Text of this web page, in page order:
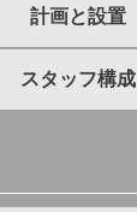
計画と設置
スタッフ構成